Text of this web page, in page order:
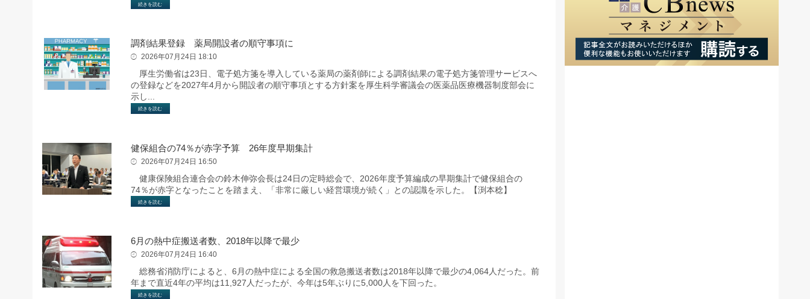
続きを読む
調剤結果登録 薬局開設者の順守事項に
2026年07月24日 18:10
厚生労働省は23日、電子処方箋を導入している薬局の薬剤師による調剤結果の電子処方箋管理サービスへ
の登録などを2027年4月から開設者の順守事項とする方針案を厚生科学審議会の医薬品医療機器制度部会に
示し...
続きを読む
健保組合の74％が赤字予算 26年度早期集計
2026年07月24日 16:50
健康保険組合連合会の鈴木伸弥会長は24日の定時総会で、2026年度予算編成の早期集計で健保組合の
74％が赤字となったことを踏まえ、「非常に厳しい経営環境が続く」との認識を示した。【渕本稔】
続きを読む
6月の熱中症搬送者数、2018年以降で最少
2026年07月24日 16:40
総務省消防庁によると、6月の熱中症による全国の救急搬送者数は2018年以降で最少の4,064人だった。前
年まで直近4年の平均は11,927人だったが、今年は5年ぶりに5,000人を下回った。
続きを読む